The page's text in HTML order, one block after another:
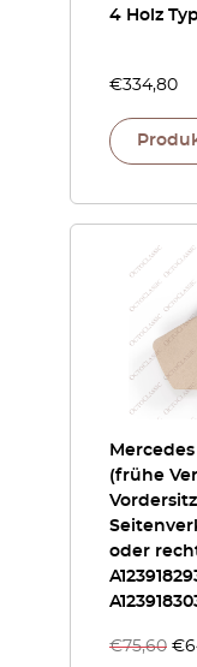
4 Holz
€334,80
Mercedes
(frühe
oder
€75,60 €